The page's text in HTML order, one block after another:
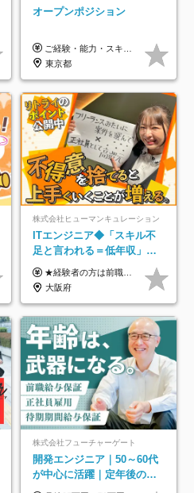
オープンポジション
ご経験・能力・スキル等により、当社基準にて優遇・相談のうえ決定いたします。
東京都
株式会社ヒューマンキュレーション
ITエンジニア◆「スキル不
足と言われる＝低年収」で
はない！｜ 不安を克服し、
年収アップした社員の実例
★経験者の方は前職の年収以上を保証します ★案件単価を開示した上で80％以上を還元します 月給25万円以上＋賞与年2回 ※経験や能力を考慮の上で優遇します ※試用期間が3ヶ月(その間の給与・待遇・雇用形態に変更はありません) ※月給には月20時間分のみなし残業手当(5万円)を含みます(超過分は別途支給) ★残業平均は月10時間以下ですので、毎月10時間分程度はお得です！
大阪府
株式会社フューチャーゲート
開発エンジニア｜50～60代
が中心に活躍｜定年後の給
与減ナシ｜年収50万円アッ